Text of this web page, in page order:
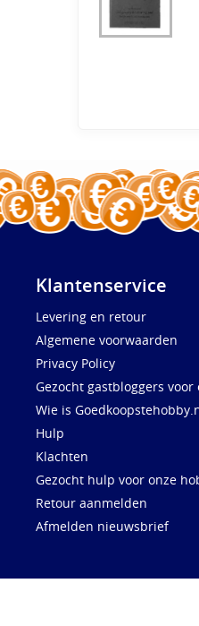
Klantenservice
Levering en retour
Algemene voorwaarden
Privacy Policy
Gezocht gastbloggers
Wie is
Hulp
Klachten
Gezocht hulp voor onze
Retour aanmelden
Afmelden nieuwsbrief